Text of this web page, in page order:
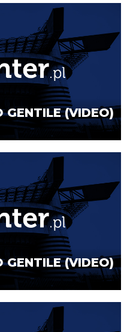
(VIDEO)
(VIDEO)